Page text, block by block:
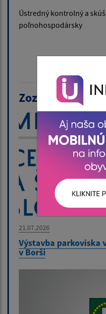
Ústredný kontrolný a
poľnohospodársky
Zoznam
21.07.2026
Výstavba parkoviska
v Borši